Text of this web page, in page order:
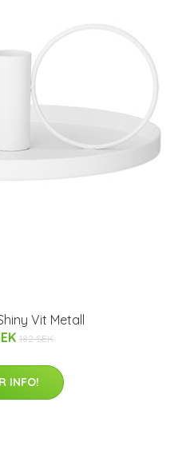
Vit Metall
182 SEK
INFO!